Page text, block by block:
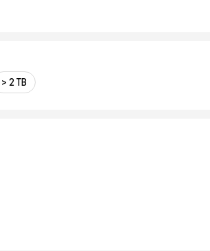
> 2 TB